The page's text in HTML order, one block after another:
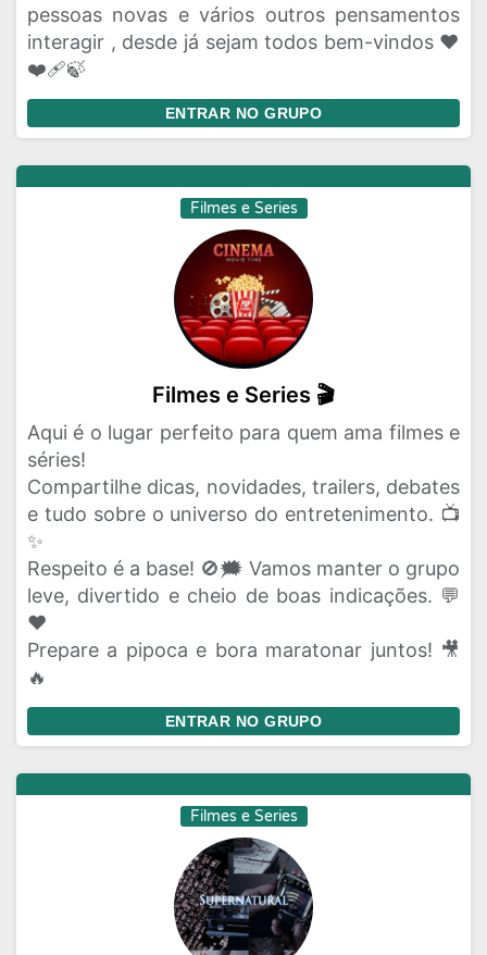
pessoas novas e vários outros pensamentos
interagir , desde já sejam todos bem-vindos ❤️
❤️‍🩹🍃
ENTRAR NO GRUPO
Filmes e Series
Filmes e Series 🎬
Aqui é o lugar perfeito para quem ama filmes e
séries!
Compartilhe dicas, novidades, trailers, debates
e tudo sobre o universo do entretenimento. 📺
✨
Respeito é a base! 🚫🗯️ Vamos manter o grupo
leve, divertido e cheio de boas indicações. 💬
❤️
Prepare a pipoca e bora maratonar juntos! 🎥
🔥
ENTRAR NO GRUPO
Filmes e Series